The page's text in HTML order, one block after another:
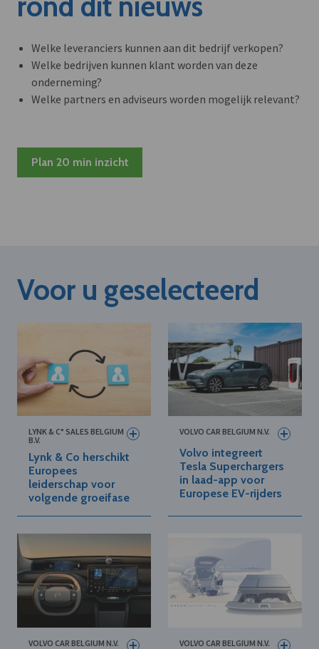
Welke leveranciers kunnen aan dit bedrijf verkopen?
Welke bedrijven kunnen klant worden van deze
onderneming?
Welke partners en adviseurs worden mogelijk relevant?
Plan 20 min inzicht
Voor u geselecteerd
LYNK & C° SALES BELGIUM
B.V.
Lynk & Co herschikt
Europees
leiderschap voor
volgende groeifase
VOLVO CAR BELGIUM N.V.
Volvo integreert
Tesla Superchargers
in laad-app voor
Europese EV-rijders
VOLVO CAR BELGIUM N.V. VOLVO CAR BELGIUM N.V.